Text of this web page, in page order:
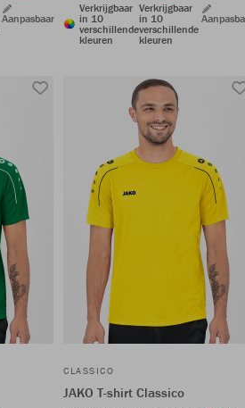
Aanpasbaar
Verkrijgbaar
in 10
verschillende
kleuren
Verkrijgbaar
in 10
verschillende
kleuren
CLASSICO
JAKO T-shirt Classico